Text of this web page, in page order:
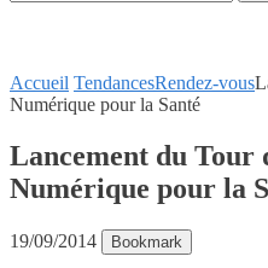
Accueil TendancesRendez-vous
Numérique pour la Santé
Lancement du Tour
Numérique pour la
19/09/2014 Bookmark